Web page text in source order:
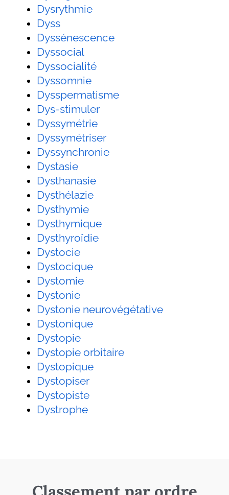
Dysrythmie
Dyss
Dyssénescence
Dyssocial
Dyssocialité
Dyssomnie
Dysspermatisme
Dys-stimuler
Dyssymétrie
Dyssymétriser
Dyssynchronie
Dystasie
Dysthanasie
Dysthélazie
Dysthymie
Dysthymique
Dysthyroïdie
Dystocie
Dystocique
Dystomie
Dystonie
Dystonie neurovégétative
Dystonique
Dystopie
Dystopie orbitaire
Dystopique
Dystopiser
Dystopiste
Dystrophe